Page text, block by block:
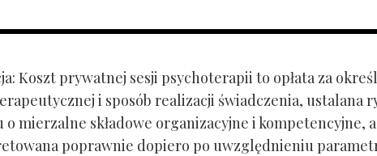
Koszt prywatnej sesji psychoterapii to opłata za
i sposób realizacji świadczenia, ustalana
o mierzalne składowe organizacyjne i kompetencyjne, a
poprawnie dopiero po uwzględnieniu